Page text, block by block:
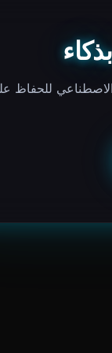
الاصطناعي للحفاظ